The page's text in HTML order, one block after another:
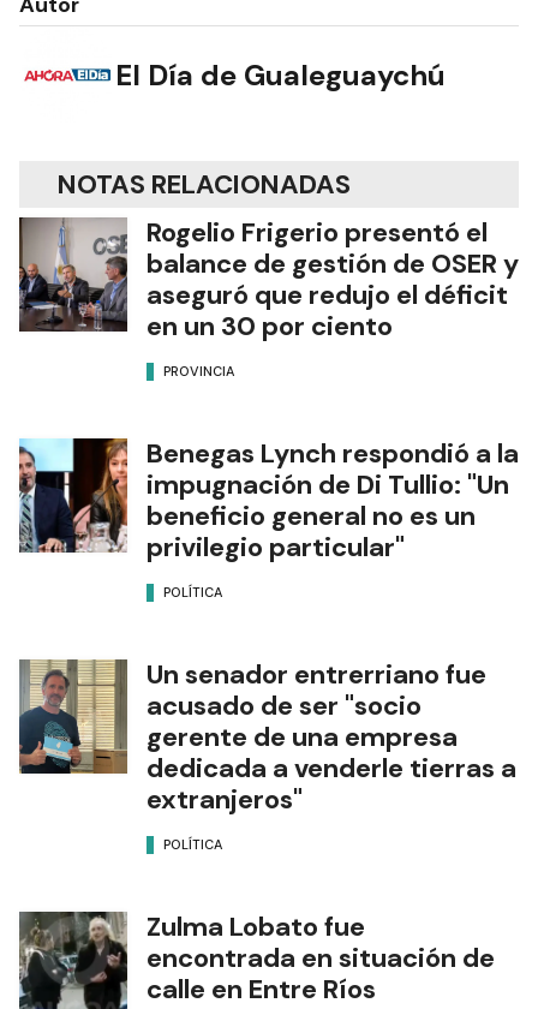
El Día de Gualeguaychú
NOTAS RELACIONADAS
Rogelio Frigerio presentó el
balance de gestión de OSER y
aseguró que redujo el déficit
en un 30 por ciento
PROVINCIA
Benegas Lynch respondió a la
impugnación de Di Tullio: "Un
beneficio general no es un
privilegio particular"
POLÍTICA
Un senador entrerriano fue
acusado de ser "socio
gerente de una empresa
dedicada a venderle tierras a
extranjeros"
POLÍTICA
Zulma Lobato fue
encontrada en situación de
calle en Entre Ríos